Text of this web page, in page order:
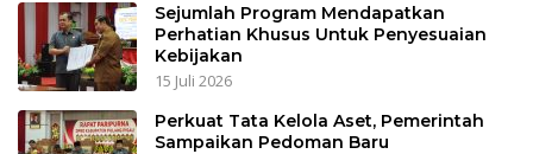
Sejumlah Program Mendapatkan
Perhatian Khusus Untuk Penyesuaian
Kebijakan
15 Juli 2026
Perkuat Tata Kelola Aset, Pemerintah
Sampaikan Pedoman Baru